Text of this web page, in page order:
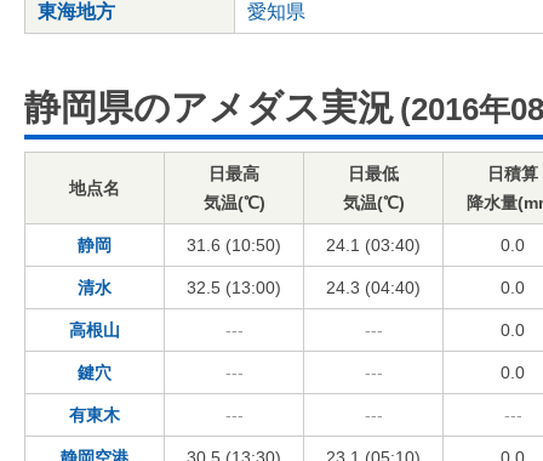
東海地方 愛知県
静岡県のアメダス実況 (2016年
地点名
日最高
気温(℃)
日最低
気温(℃)
日積算
降水量
静岡 31.6 (10:50) 24.1 (03:40) 0.0
清水 32.5 (13:00) 24.3 (04:40) 0.0
高根山 --- --- 0.0
鍵穴 --- --- 0.0
有東木 --- --- ---